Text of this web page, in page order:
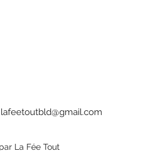
lafeetoutbld@gmail.com
La Fée Tout